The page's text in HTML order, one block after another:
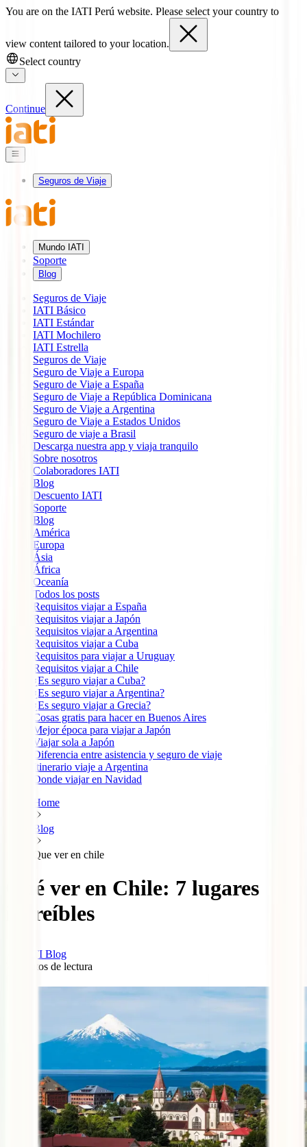
You are on the IATI Perú website. Please select your country to
view content tailored to your location.
Select country
Continue
Seguros de Viaje
Mundo IATI
Soporte
Blog
Seguros de Viaje
IATI Básico
IATI Estándar
IATI Mochilero
IATI Estrella
Seguros de Viaje
Seguro de Viaje a Europa
Seguro de Viaje a España
Seguro de Viaje a República Dominicana
Seguro de Viaje a Argentina
Seguro de Viaje a Estados Unidos
Seguro de viaje a Brasil
Descarga nuestra app y viaja tranquilo
Sobre nosotros
Colaboradores IATI
Blog
Descuento IATI
Soporte
Blog
América
Europa
Ásia
África
Oceanía
Todos los posts
Requisitos viajar a España
Requisitos viajar a Japón
Requisitos viajar a Argentina
Requisitos viajar a Cuba
Requisitos para viajar a Uruguay
Requisitos viajar a Chile
¿Es seguro viajar a Cuba?
¿Es seguro viajar a Argentina?
¿Es seguro viajar a Grecia?
Cosas gratis para hacer en Buenos Aires
Mejor época para viajar a Japón
Viajar sola a Japón
Diferencia entre asistencia y seguro de viaje
Itinerario viaje a Argentina
Donde viajar en Navidad
Home
Blog
Que ver en chile
Qué ver en Chile: 7 lugares
increíbles
IATI Blog
minutos de lectura